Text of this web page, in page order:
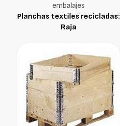
embalajes
Planchas textiles recicladas:
Raja